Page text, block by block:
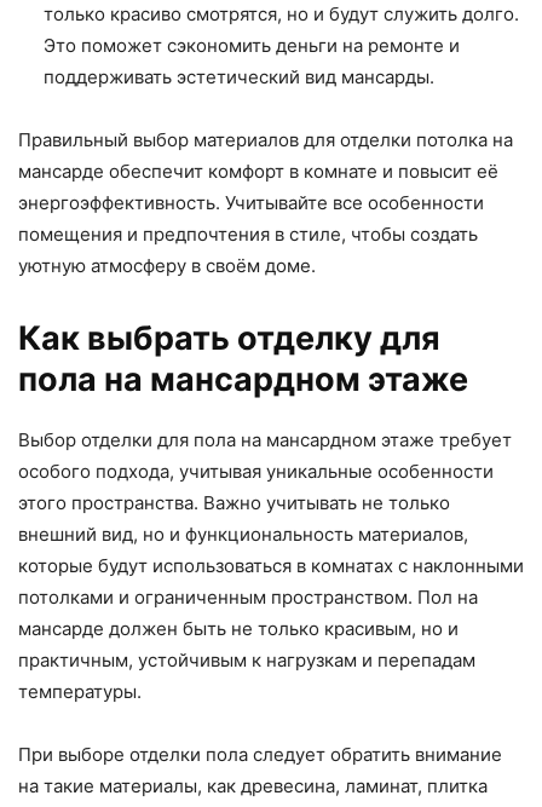
только красиво смотрятся, но и будут служить долго.
Это поможет сэкономить деньги на ремонте и
поддерживать эстетический вид мансарды.
Правильный выбор материалов для отделки потолка на
мансарде обеспечит комфорт в комнате и повысит её
энергоэффективность. Учитывайте все особенности
помещения и предпочтения в стиле, чтобы создать
уютную атмосферу в своём доме.
Как выбрать отделку для
пола на мансардном этаже
Выбор отделки для пола на мансардном этаже требует
особого подхода, учитывая уникальные особенности
этого пространства. Важно учитывать не только
внешний вид, но и функциональность материалов,
которые будут использоваться в комнатах с наклонными
потолками и ограниченным пространством. Пол на
мансарде должен быть не только красивым, но и
практичным, устойчивым к нагрузкам и перепадам
температуры.
При выборе отделки пола следует обратить внимание
на такие материалы, как древесина, ламинат, плитка